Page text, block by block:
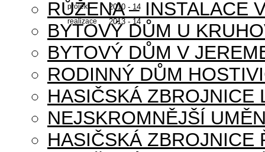
RŮŽENA – INSTALACE
BYTOVÝ DŮM U
BYTOVÝ DŮM V
RODINNÝ DŮM
HASIČSKÁ ZBROJNICE
NEJSKROMNĚJŠÍ
HASIČSKÁ ZBROJNICE
projekt 2010 - 14
realizace 2013 - 14